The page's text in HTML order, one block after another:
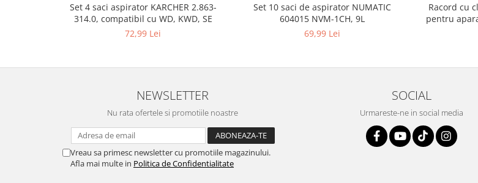
Accesorii aparate de ras electrice
Accesorii aparate hair styling
Igiena dentara
Jucarii, Copii & Bebe
Set 4 saci aspirator KARCHER 2.863-
314.0, compatibil cu WD, KWD, SE
72,99 Lei
Set 10 saci de aspirator NUMATIC
604015 NVM-1CH, 9L
69,99 Lei
Racord cu
pentru
NEWSLETTER
Nu rata ofertele si promotiile noastre
Vreau sa primesc newsletter cu promotiile magazinului.
Afla mai multe in Politica de Confidentialitate
SOCIAL
Urmareste-ne in social media